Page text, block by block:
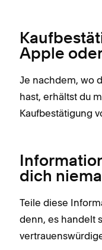
Apple
Je nachdem, wo
hast, erhältst du
Kaufbestätigung
dich
Teile diese
denn, es handelt